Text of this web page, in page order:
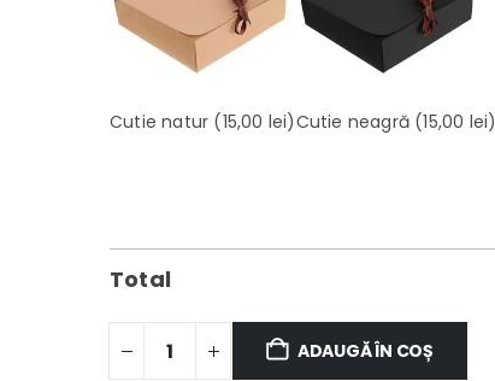
Cutie natur (15,00 lei)Cutie neagră (15,00 lei)
Total
ADAUGĂ ÎN COȘ